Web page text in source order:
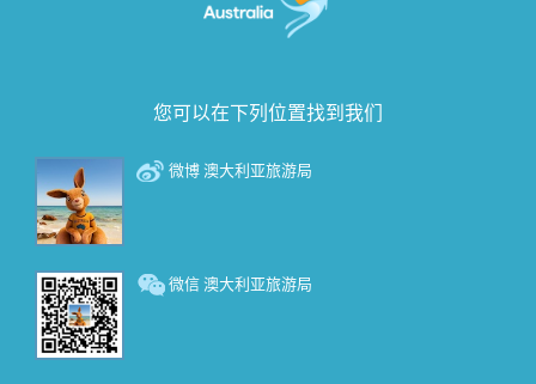
您可以在下列位置找到我们
微博 澳大利亚旅游局
微信 澳大利亚旅游局